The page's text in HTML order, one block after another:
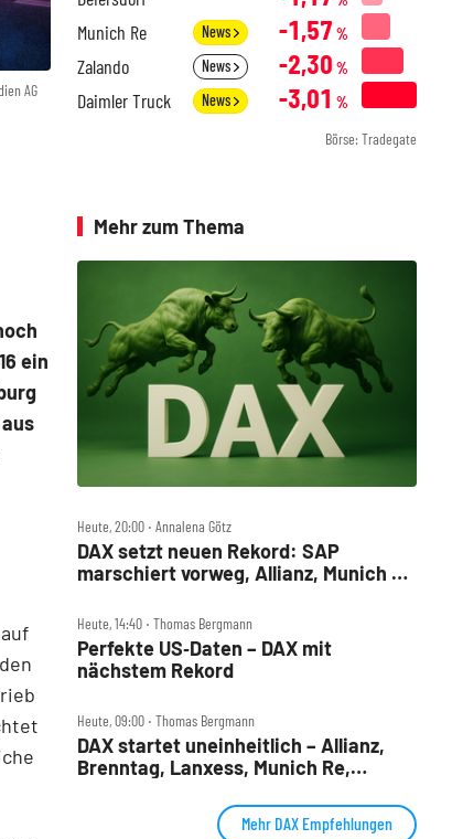
AG
ein
Munich Re News -1,57 %
Zalando News -2,30 %
Daimler Truck News -3,01 %
Börse: Tradegate
Mehr zum Thema
Heute, 20:00 ‧ Annalena Götz
DAX setzt neuen Rekord: SAP
marschiert vorweg, Allianz, Munich Re
Heute, 14:40 ‧ Thomas Bergmann
Perfekte US‑Daten – DAX mit
nächstem Rekord
Heute, 09:00 ‧ Thomas Bergmann
DAX startet uneinheitlich – Allianz,
Brenntag, Lanxess, Munich Re,
Mehr DAX Empfehlungen